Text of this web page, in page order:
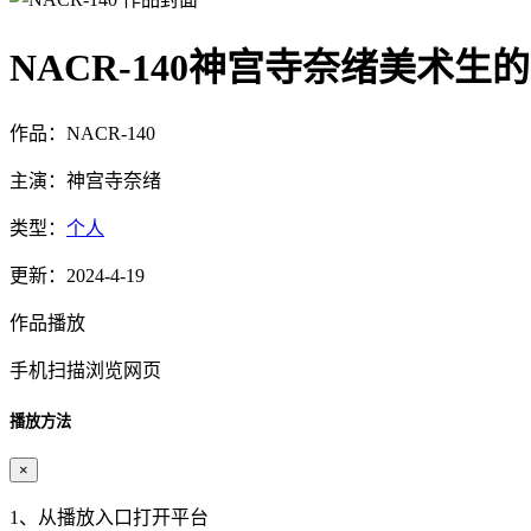
NACR-140神宫寺奈绪美术生
作品：NACR-140
主演：神宫寺奈绪
类型： 个人
更新：2024-4-19
作品播放
手机扫描浏览网页
播放方法
×
1、从播放入口打开平台